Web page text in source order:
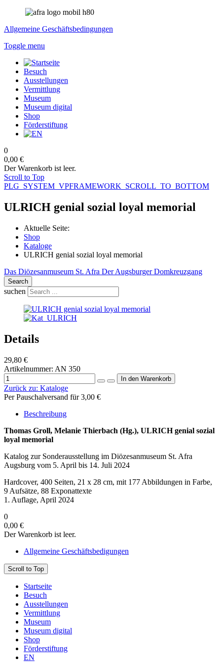
Allgemeine Geschäftsbedingungen
Toggle menu
Besuch
Ausstellungen
Vermittlung
Museum
Museum digital
Shop
Förderstiftung
0
0,00 €
Der Warenkorb ist leer.
Scroll to Top
PLG_SYSTEM_VPFRAMEWORK_SCROLL_TO_BOTTOM
ULRICH genial sozial loyal memorial
Aktuelle Seite:
Shop
Kataloge
ULRICH genial sozial loyal memorial
Das Diözesanmuseum St. Afra Der Augsburger Domkreuzgang
Search
suchen
Details
29,80 €
Artikelnummer: AN 350
Zurück zu: Kataloge
Per Pauschalversand für 3,00 €
Beschreibung
Thomas Groll, Melanie Thierbach (Hg.), ULRICH genial sozial
loyal memorial
Katalog zur Sonderausstellung im Diözesanmuseum St. Afra
Augsburg vom 5. April bis 14. Juli 2024
Hardcover, 400 Seiten, 21 x 28 cm, mit 177 Abbildungen in Farbe,
9 Aufsätze, 88 Exponattexte
1. Auflage, April 2024
0
0,00 €
Der Warenkorb ist leer.
Allgemeine Geschäftsbedigungen
Scroll to Top
Startseite
Besuch
Ausstellungen
Vermittlung
Museum
Museum digital
Shop
Förderstiftung
EN